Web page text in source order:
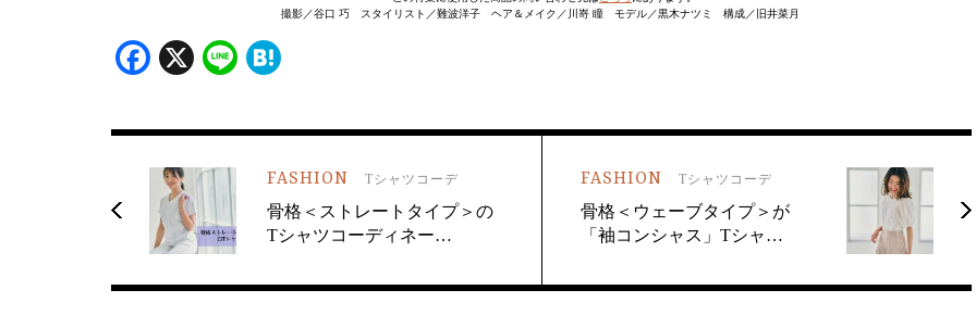
撮影／谷口 巧 スタイリスト／難波洋子 ヘア＆メイク／川嵜 瞳 モデル／黒木ナツミ 構成／旧井菜月
Facebook
X Line
FASHION Tシャツコーデ
骨格＜ストレートタイプ＞の
Tシャツコーディネー…
FASHION Tシャツコーデ
骨格＜ウェーブタイプ＞が
「袖コンシャス」Tシャ…